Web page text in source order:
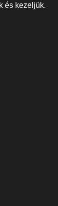
és kezeljük.